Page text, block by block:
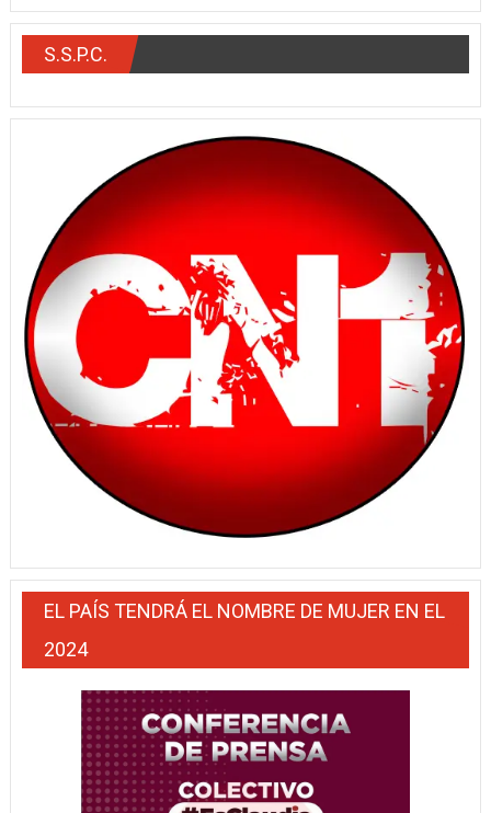
S.S.P.C.
EL PAÍS TENDRÁ EL NOMBRE DE MUJER EN EL
2024